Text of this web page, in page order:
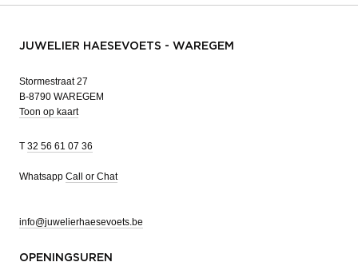
JUWELIER HAESEVOETS - WAREGEM
Stormestraat 27
B-8790 WAREGEM
Toon op kaart
T 32 56 61 07 36
Whatsapp Call or Chat
info@juwelierhaesevoets.be
OPENINGSUREN